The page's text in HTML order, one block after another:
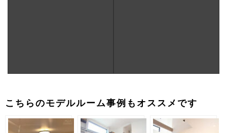
こちらのモデルルーム事例もオススメです